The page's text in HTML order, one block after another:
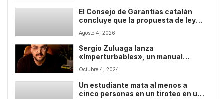
El Consejo de Garantías catalán
concluye que la propuesta de ley
especulativa’ vulnera la
Constitución
Agosto 4, 2026
Sergio Zuluaga lanza
«Imperturbables», un manual
estoico para la vida moderna
Octubre 4, 2024
Un estudiante mata al menos a
cinco personas en un tiroteo en un